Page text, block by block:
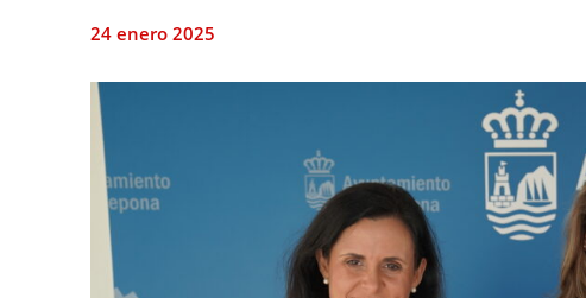
24 enero 2025